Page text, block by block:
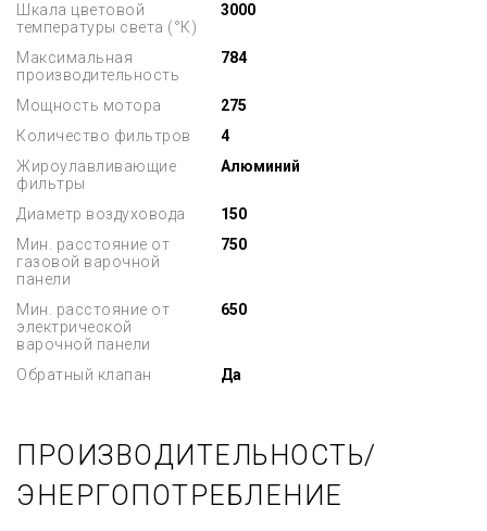
Шкала цветовой
температуры света (°К)
3000
Максимальная
производительность
784
Мощность мотора
275
Количество фильтров
4
Жироулавливающие
фильтры
Алюминий
Диаметр воздуховода
150
Мин. расстояние от
газовой варочной
панели
750
Мин. расстояние от
электрической
варочной панели
650
Обратный клапан Да
ПРОИЗВОДИТЕЛЬНОСТЬ/
ЭНЕРГОПОТРЕБЛЕНИЕ